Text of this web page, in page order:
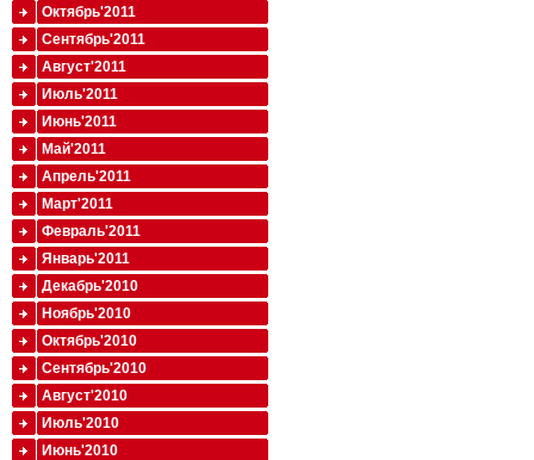
Октябрь'2011
Сентябрь'2011
Август'2011
Июль'2011
Июнь'2011
Май'2011
Апрель'2011
Март'2011
Февраль'2011
Январь'2011
Декабрь'2010
Ноябрь'2010
Октябрь'2010
Сентябрь'2010
Август'2010
Июль'2010
Июнь'2010